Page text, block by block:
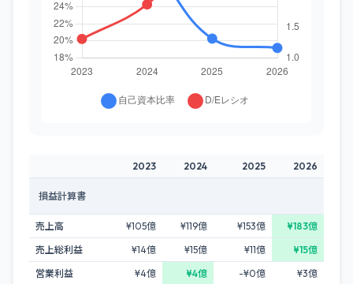
2023 2024 2025 2026
損益計算書
売上高 ¥105億 ¥119億 ¥153億
¥183億
売上総利益
¥14億 ¥15億 ¥11億
¥15億
営業利益
¥4億 ¥4億 -¥0億
¥3億